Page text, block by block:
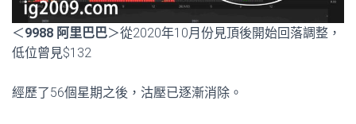
＜9988 阿里巴巴＞從2020年10月份見頂後開始回落調整，
低位曾見$132
經歷了56個星期之後，沽壓已逐漸消除。